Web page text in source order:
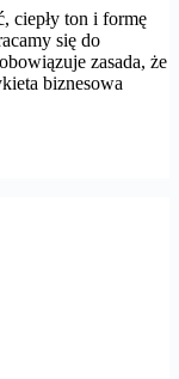
ciepły ton i formę
się do
zasada, że
biznesowa